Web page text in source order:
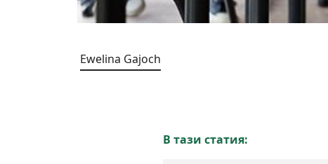
Ewelina Gajoch
В тази статия: